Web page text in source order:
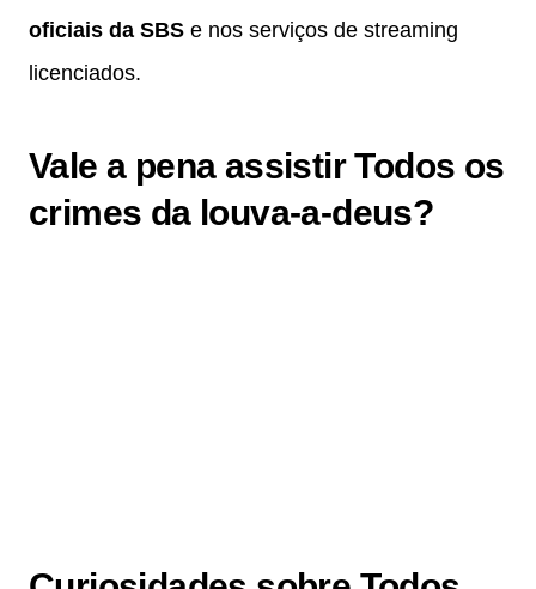
oficiais da SBS e nos serviços de streaming
licenciados.
Vale a pena assistir Todos os
crimes da louva-a-deus?